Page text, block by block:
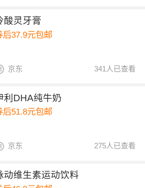
酸灵牙膏
后37.9元包邮
341人已查看
京东
利DHA纯牛奶
后51.8元包邮
275人已查看
京东
动维生素运动饮料